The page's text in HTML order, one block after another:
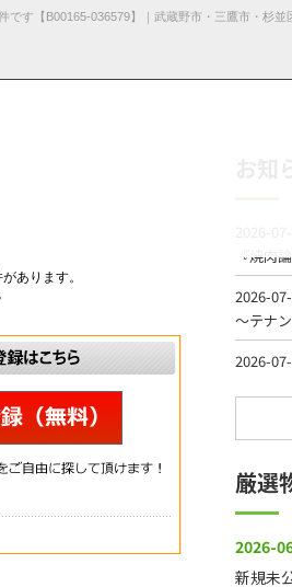
です【B00165-036579】｜武蔵野市・三鷹市・杉
あります。
厳選